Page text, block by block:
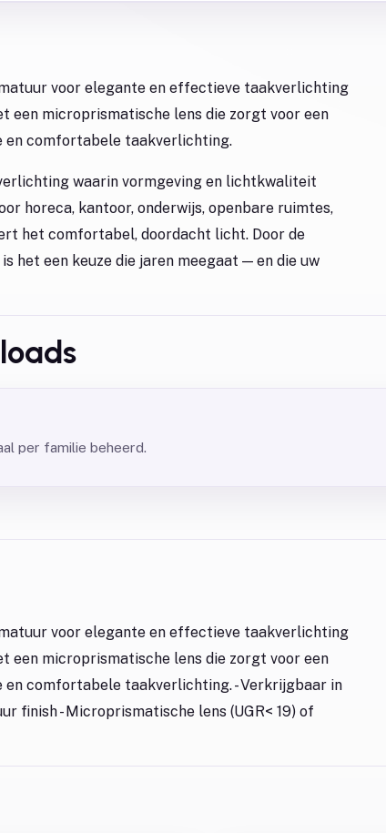
voor elegante en effectieve taakverlichting
een microprismatische lens die zorgt voor een
en comfortabele taakverlichting.
waarin vormgeving en lichtkwaliteit
horeca, kantoor, onderwijs, openbare ruimtes,
het comfortabel, doordacht licht. Door de
het een keuze die jaren meegaat — en die uw
per familie beheerd.
voor elegante en effectieve taakverlichting
een microprismatische lens die zorgt voor een
en comfortabele taakverlichting. - Verkrijgbaar in
finish - Microprismatische lens (UGR< 19) of